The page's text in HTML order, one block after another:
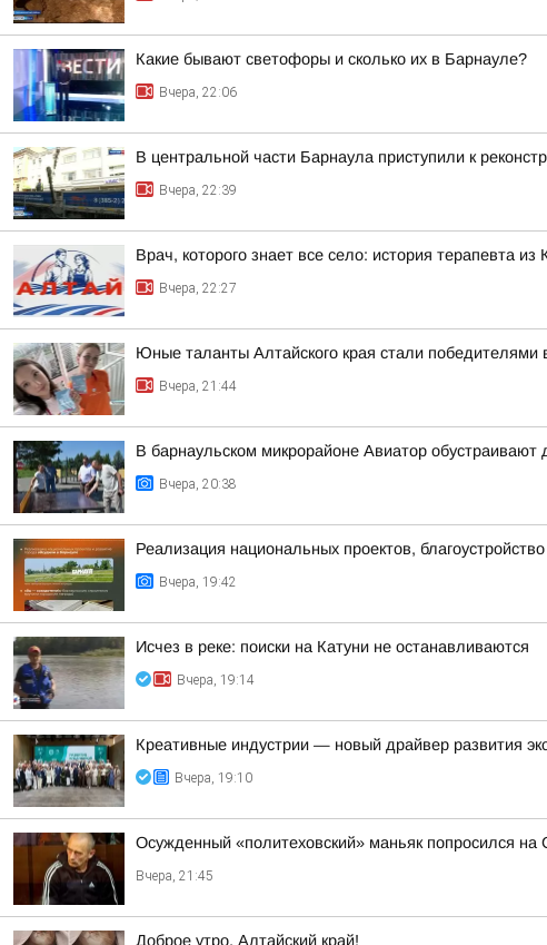
Какие бывают светофоры и сколько их в Барнауле?
Вчера, 22:06
В центральной части Барнаула приступили к
Вчера, 22:39
Врач, которого знает все село: история терапевта из
Вчера, 22:27
Юные таланты Алтайского края стали победителями
Вчера, 21:44
В барнаульском микрорайоне Авиатор обустраивают
Вчера, 20:38
Реализация национальных проектов,
Вчера, 19:42
Исчез в реке: поиски на Катуни не останавливаются
Вчера, 19:14
Креативные индустрии — новый драйвер развития
Вчера, 19:10
Осужденный «политеховский» маньяк попросился
Вчера, 21:45
Доброе утро, Алтайский край!